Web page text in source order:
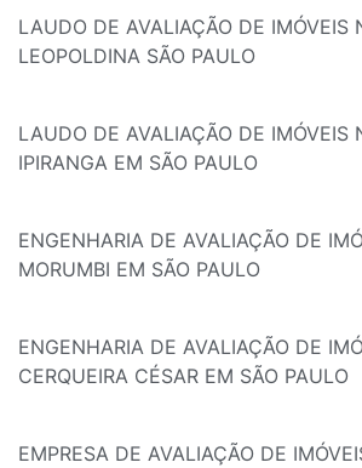
LAUDO DE AVALIAÇÃO DE IMÓVEIS
LEOPOLDINA SÃO PAULO
LAUDO DE AVALIAÇÃO DE IMÓVEIS
IPIRANGA EM SÃO PAULO
ENGENHARIA DE AVALIAÇÃO DE
MORUMBI EM SÃO PAULO
ENGENHARIA DE AVALIAÇÃO DE
CERQUEIRA CÉSAR EM SÃO PAULO
EMPRESA DE AVALIAÇÃO DE